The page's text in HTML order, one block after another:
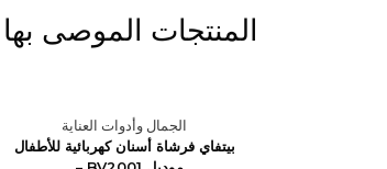
المنتجات الموصى بها
الجمال وأدوات العناية
بيتفاي فرشاة أسنان كهربائية للأطفال